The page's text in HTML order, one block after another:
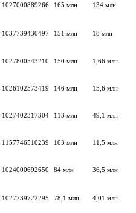
1027000889266 165 млн 134 млн
1037739430497 151 млн 18 млн
1027800543210 150 млн 1,66 млн
1026102573419 146 млн 15,6 млн
1027402317304 113 млн 49,1 млн
1157746510239 103 млн 11,5 млн
1024000692650 84 млн 36,5 млн
1027739722295 78,1 млн 4,01 млн